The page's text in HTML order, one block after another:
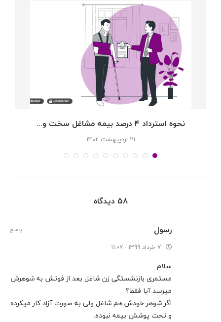
نحوه استرداد ۴ درصد بیمه مشاغل سخت و...
21 اردیبهشت 1402
58 دیدگاه
رسول
7 خرداد 1399 - 11:07
سلام
مستمری بازنشستگی زن شاغل بعد از فوتش به شوهرش
میرسد آیا فقط؟
اگر شوهر خودش هم شاغل ولی به صورت آزاد کار میکرده
و تحت پوشش بیمه نبوده.
پاسخ